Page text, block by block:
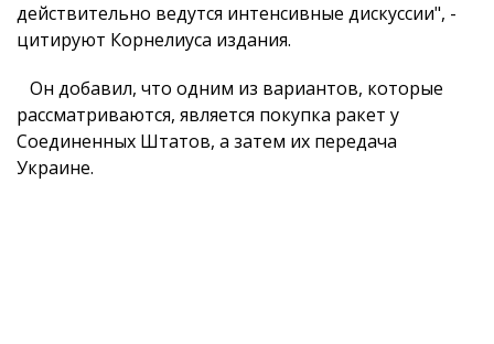
действительно ведутся интенсивные дискуссии", -
цитируют Корнелиуса издания.
Он добавил, что одним из вариантов, которые
рассматриваются, является покупка ракет у
Соединенных Штатов, а затем их передача
Украине.